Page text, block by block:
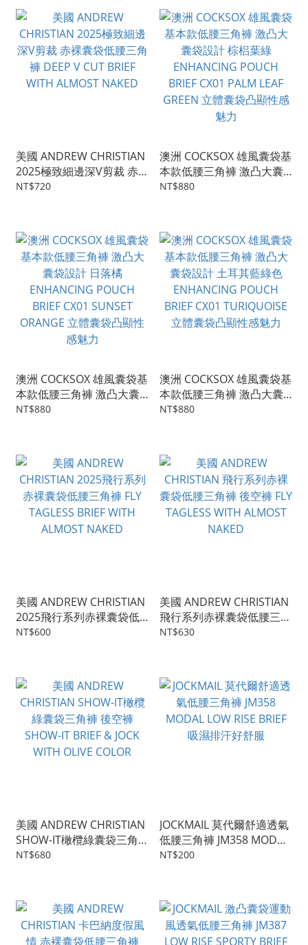
美國 ANDREW CHRISTIAN
2025極致細邊深V剪裁 赤
裸囊袋低腰三角褲 DEEP V
NT$720
澳洲 COCKSOX 雄風囊袋基
本款低腰三角褲 激凸大囊
袋設計 棕梠葉綠
GREEN 立體囊袋凸顯性感
魅力
NT$880
澳洲 COCKSOX 雄風囊袋基
本款低腰三角褲 激凸大囊
袋設計 日落橘
ORANGE 立體囊袋凸顯性
感魅力
NT$880
澳洲 COCKSOX 雄風囊袋基
本款低腰三角褲 激凸大囊
袋設計 土耳其藍綠色
立體囊袋凸顯性感魅力
NT$880
美國 ANDREW CHRISTIAN
2025飛行系列赤裸囊袋低
腰三角褲 FLY TAGLESS
NT$600
美國 ANDREW CHRISTIAN
飛行系列赤裸囊袋低腰三角
褲 後空褲 FLY TAGLESS
NT$630
美國 ANDREW CHRISTIAN
SHOW-IT橄欖綠囊袋三角
褲 後空褲 SHOW-IT BRIEF
NT$680
JOCKMAIL 莫代爾舒適透氣
低腰三角褲 JM358 MODAL
LOW RISE BRIEF 吸濕排汗
NT$200